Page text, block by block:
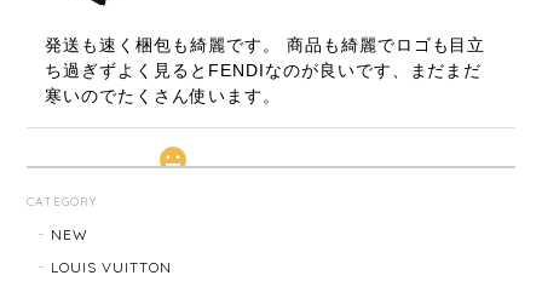
発送も速く梱包も綺麗です。 商品も綺麗でロゴも目立
ち過ぎずよく見るとFENDIなのが良いです、まだまだ
寒いのでたくさん使います。
CATEGORY
NEW
LOUIS VUITTON